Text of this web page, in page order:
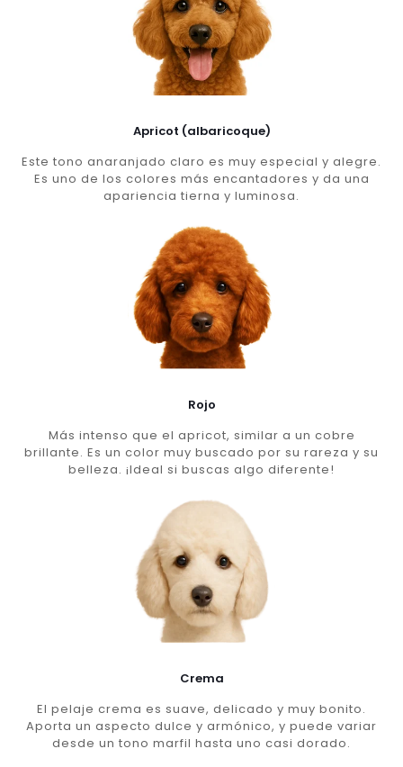
Apricot (albaricoque)
Este tono anaranjado claro es muy especial y alegre.
Es uno de los colores más encantadores y da una
apariencia tierna y luminosa.
Rojo
Más intenso que el apricot, similar a un cobre
brillante. Es un color muy buscado por su rareza y su
belleza. ¡Ideal si buscas algo diferente!
Crema
El pelaje crema es suave, delicado y muy bonito.
Aporta un aspecto dulce y armónico, y puede variar
desde un tono marfil hasta uno casi dorado.